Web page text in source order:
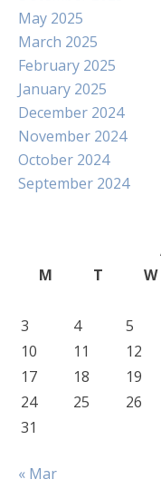
May 2025
March 2025
February 2025
January 2025
December 2024
November 2024
October 2024
September 2024
M
T W
3
4 5
10
11 12
17
18 19
24
25 26
31
« Mar